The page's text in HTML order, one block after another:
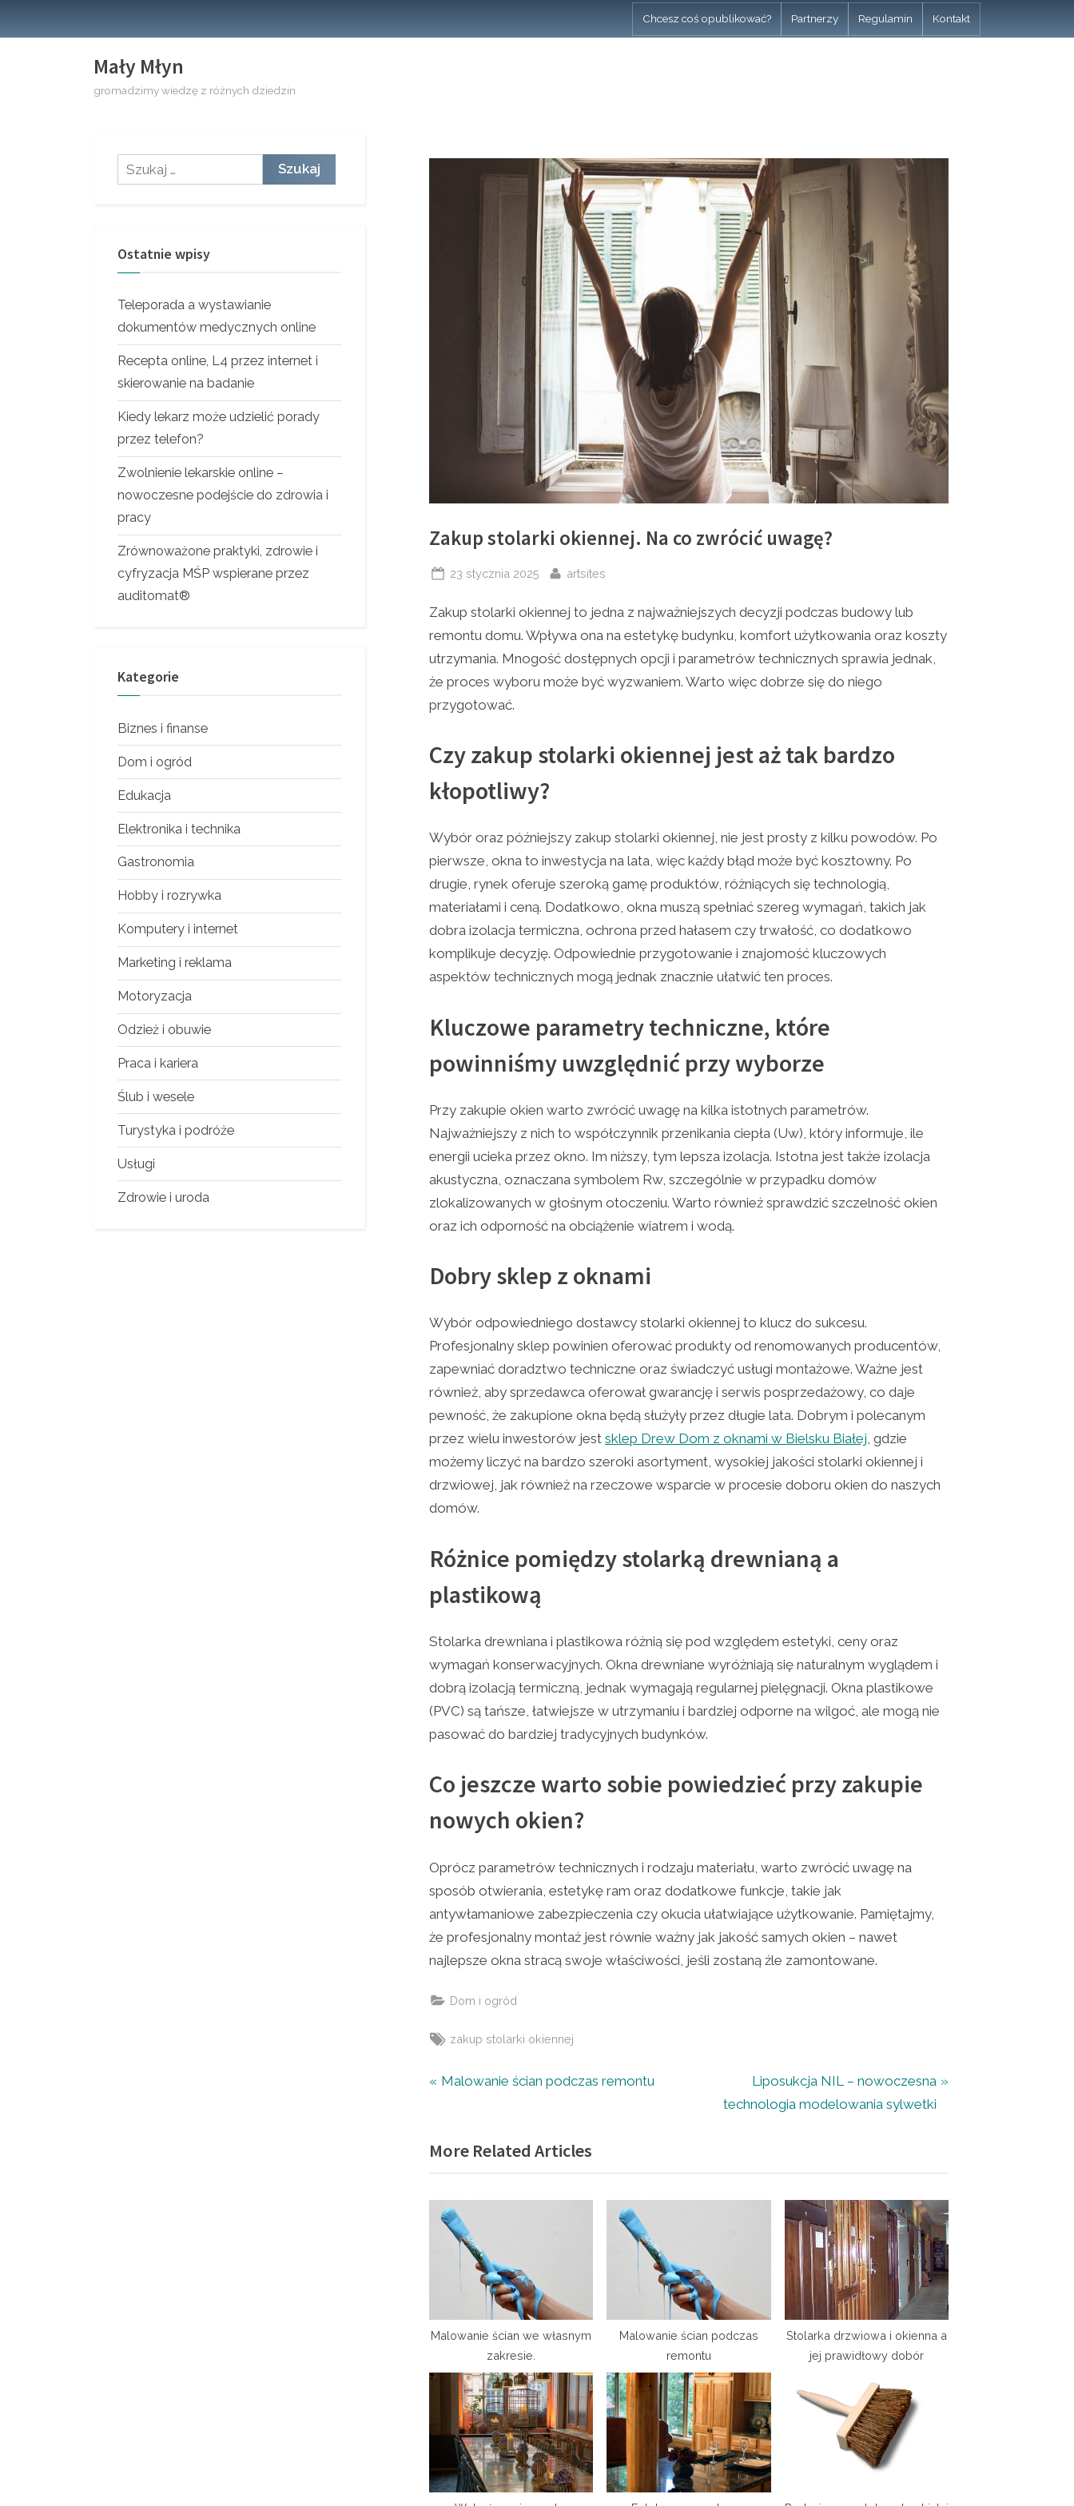
to
Chcesz coś opublikować? Partnerzy Regulamin Kontakt
Mały Młyn
gromadzimy wiedzę z różnych dziedzin
Zakup stolarki okiennej. Na co zwrócić uwagę?
Posted
23 stycznia 2025 By
artsites
Zakup stolarki okiennej to jedna z najważniejszych decyzji podczas budowy lub
remontu domu. Wpływa ona na estetykę budynku, komfort użytkowania oraz koszty
utrzymania. Mnogość dostępnych opcji i parametrów technicznych sprawia jednak,
że proces wyboru może być wyzwaniem. Warto więc dobrze się do niego
przygotować.
Czy zakup stolarki okiennej jest aż tak bardzo
kłopotliwy?
Wybór oraz późniejszy zakup stolarki okiennej, nie jest prosty z kilku powodów. Po
pierwsze, okna to inwestycja na lata, więc każdy błąd może być kosztowny. Po
drugie, rynek oferuje szeroką gamę produktów, różniących się technologią,
materiałami i ceną. Dodatkowo, okna muszą spełniać szereg wymagań, takich jak
dobra izolacja termiczna, ochrona przed hałasem czy trwałość, co dodatkowo
komplikuje decyzję. Odpowiednie przygotowanie i znajomość kluczowych
aspektów technicznych mogą jednak znacznie ułatwić ten proces.
Kluczowe parametry techniczne, które
powinniśmy uwzględnić przy wyborze
Przy zakupie okien warto zwrócić uwagę na kilka istotnych parametrów.
Najważniejszy z nich to współczynnik przenikania ciepła (Uw), który informuje, ile
energii ucieka przez okno. Im niższy, tym lepsza izolacja. Istotna jest także izolacja
akustyczna, oznaczana symbolem Rw, szczególnie w przypadku domów
zlokalizowanych w głośnym otoczeniu. Warto również sprawdzić szczelność okien
oraz ich odporność na obciążenie wiatrem i wodą.
Dobry sklep z oknami
Wybór odpowiedniego dostawcy stolarki okiennej to klucz do sukcesu.
Profesjonalny sklep powinien oferować produkty od renomowanych producentów,
zapewniać doradztwo techniczne oraz świadczyć usługi montażowe. Ważne jest
również, aby sprzedawca oferował gwarancję i serwis posprzedażowy, co daje
pewność, że zakupione okna będą służyły przez długie lata. Dobrym i polecanym
przez wielu inwestorów jest sklep Drew Dom z oknami w Bielsku Białej, gdzie
możemy liczyć na bardzo szeroki asortyment, wysokiej jakości stolarki okiennej i
drzwiowej, jak również na rzeczowe wsparcie w procesie doboru okien do naszych
domów.
Różnice pomiędzy stolarką drewnianą a
plastikową
Stolarka drewniana i plastikowa różnią się pod względem estetyki, ceny oraz
wymagań konserwacyjnych. Okna drewniane wyróżniają się naturalnym wyglądem i
dobrą izolacją termiczną, jednak wymagają regularnej pielęgnacji. Okna plastikowe
(PVC) są tańsze, łatwiejsze w utrzymaniu i bardziej odporne na wilgoć, ale mogą nie
pasować do bardziej tradycyjnych budynków.
Co jeszcze warto sobie powiedzieć przy zakupie
nowych okien?
Oprócz parametrów technicznych i rodzaju materiału, warto zwrócić uwagę na
sposób otwierania, estetykę ram oraz dodatkowe funkcje, takie jak
antywłamaniowe zabezpieczenia czy okucia ułatwiające użytkowanie. Pamiętajmy,
że profesjonalny montaż jest równie ważny jak jakość samych okien – nawet
najlepsze okna stracą swoje właściwości, jeśli zostaną źle zamontowane.
Dom i ogród
Tags:
zakup stolarki okiennej
Nawigacja
P
v
i
u
t
Malowanie ścian podczas remontu
N
e
P
Liposukcja NIL – nowoczesna
technologia modelowania sylwetki
More Related Articles
Malowanie ścian we własnym
zakresie.
Malowanie ścian podczas
remontu
Stolarka drzwiowa i okienna a
jej prawidłowy dobór
Szukaj:
Ostatnie wpisy
Teleporada a wystawianie
dokumentów medycznych online
Recepta online, L4 przez internet i
skierowanie na badanie
Kiedy lekarz może udzielić porady
przez telefon?
Zwolnienie lekarskie online –
nowoczesne podejście do zdrowia i
pracy
Zrównoważone praktyki, zdrowie i
cyfryzacja MŚP wspierane przez
auditomat®
Kategorie
Biznes i finanse
Dom i ogród
Edukacja
Elektronika i technika
Gastronomia
Hobby i rozrywka
Komputery i internet
Marketing i reklama
Motoryzacja
Odzież i obuwie
Praca i kariera
Ślub i wesele
Turystyka i podróże
Usługi
Zdrowie i uroda